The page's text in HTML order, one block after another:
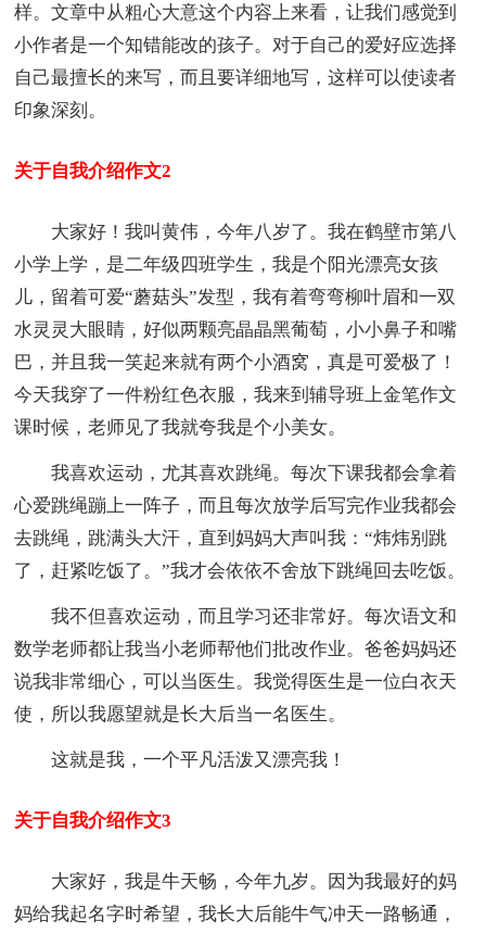
样。文章中从粗心大意这个内容上来看，让我们感觉到
小作者是一个知错能改的孩子。对于自己的爱好应选择
自己最擅长的来写，而且要详细地写，这样可以使读者
印象深刻。
关于自我介绍作文2
大家好！我叫黄伟，今年八岁了。我在鹤壁市第八
小学上学，是二年级四班学生，我是个阳光漂亮女孩
儿，留着可爱“蘑菇头”发型，我有着弯弯柳叶眉和一双
水灵灵大眼睛，好似两颗亮晶晶黑葡萄，小小鼻子和嘴
巴，并且我一笑起来就有两个小酒窝，真是可爱极了！
今天我穿了一件粉红色衣服，我来到辅导班上金笔作文
课时候，老师见了我就夸我是个小美女。
我喜欢运动，尤其喜欢跳绳。每次下课我都会拿着
心爱跳绳蹦上一阵子，而且每次放学后写完作业我都会
去跳绳，跳满头大汗，直到妈妈大声叫我：“炜炜别跳
了，赶紧吃饭了。”我才会依依不舍放下跳绳回去吃饭。
我不但喜欢运动，而且学习还非常好。每次语文和
数学老师都让我当小老师帮他们批改作业。爸爸妈妈还
说我非常细心，可以当医生。我觉得医生是一位白衣天
使，所以我愿望就是长大后当一名医生。
这就是我，一个平凡活泼又漂亮我！
关于自我介绍作文3
大家好，我是牛天畅，今年九岁。因为我最好的妈
妈给我起名字时希望，我长大后能牛气冲天一路畅通，